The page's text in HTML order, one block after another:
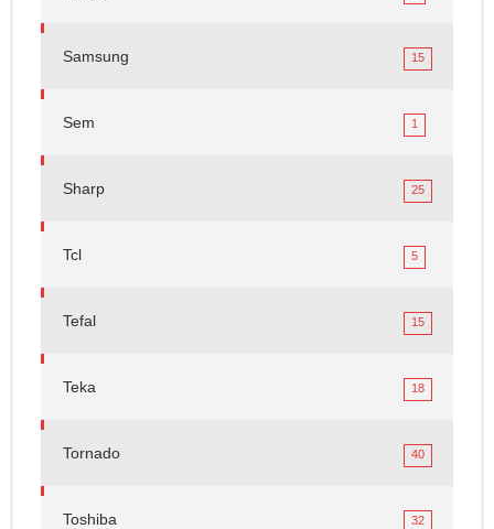
Samsung 15
Sem 1
Sharp 25
Tcl 5
Tefal 15
Teka 18
Tornado 40
Toshiba 32